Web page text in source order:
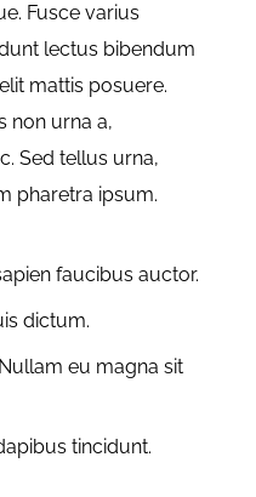
Fusce varius
lectus bibendum
mattis posuere.
non urna a,
Sed tellus urna,
pharetra ipsum.
faucibus auctor.
dictum.
eu magna sit
tincidunt.